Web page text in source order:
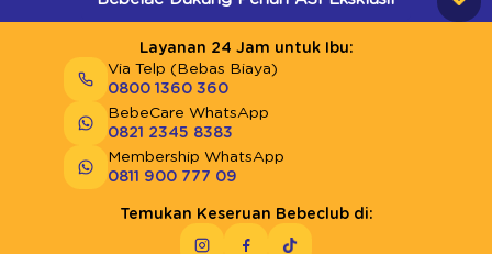
Layanan 24 Jam untuk Ibu:
Via Telp (Bebas Biaya)
0800 1360 360
BebeCare WhatsApp
0821 2345 8383
Membership WhatsApp
0811 900 777 09
Temukan Keseruan Bebeclub di: